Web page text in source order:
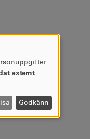
externt
Godkänn